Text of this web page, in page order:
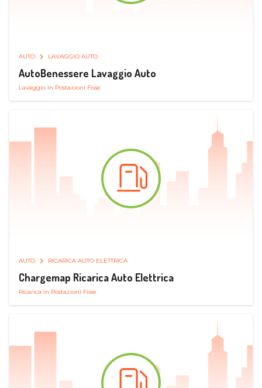
AUTO LAVAGGIO AUTO
AutoBenessere Lavaggio Auto
Lavaggio in Postazioni Fisse
AUTO RICARICA AUTO ELETTRICA
Chargemap Ricarica Auto Elettrica
Ricarica in Postazioni Fisse